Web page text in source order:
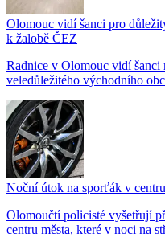
Olomouc vidí šanci pro
k žalobě ČEZ
Radnice v Olomouc vidí šanci
veledůležitého východního
Noční útok na sporťák v
Olomoučtí policisté vyšetřují
centru města, které v noci na